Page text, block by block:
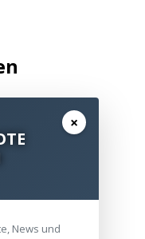
×
News und